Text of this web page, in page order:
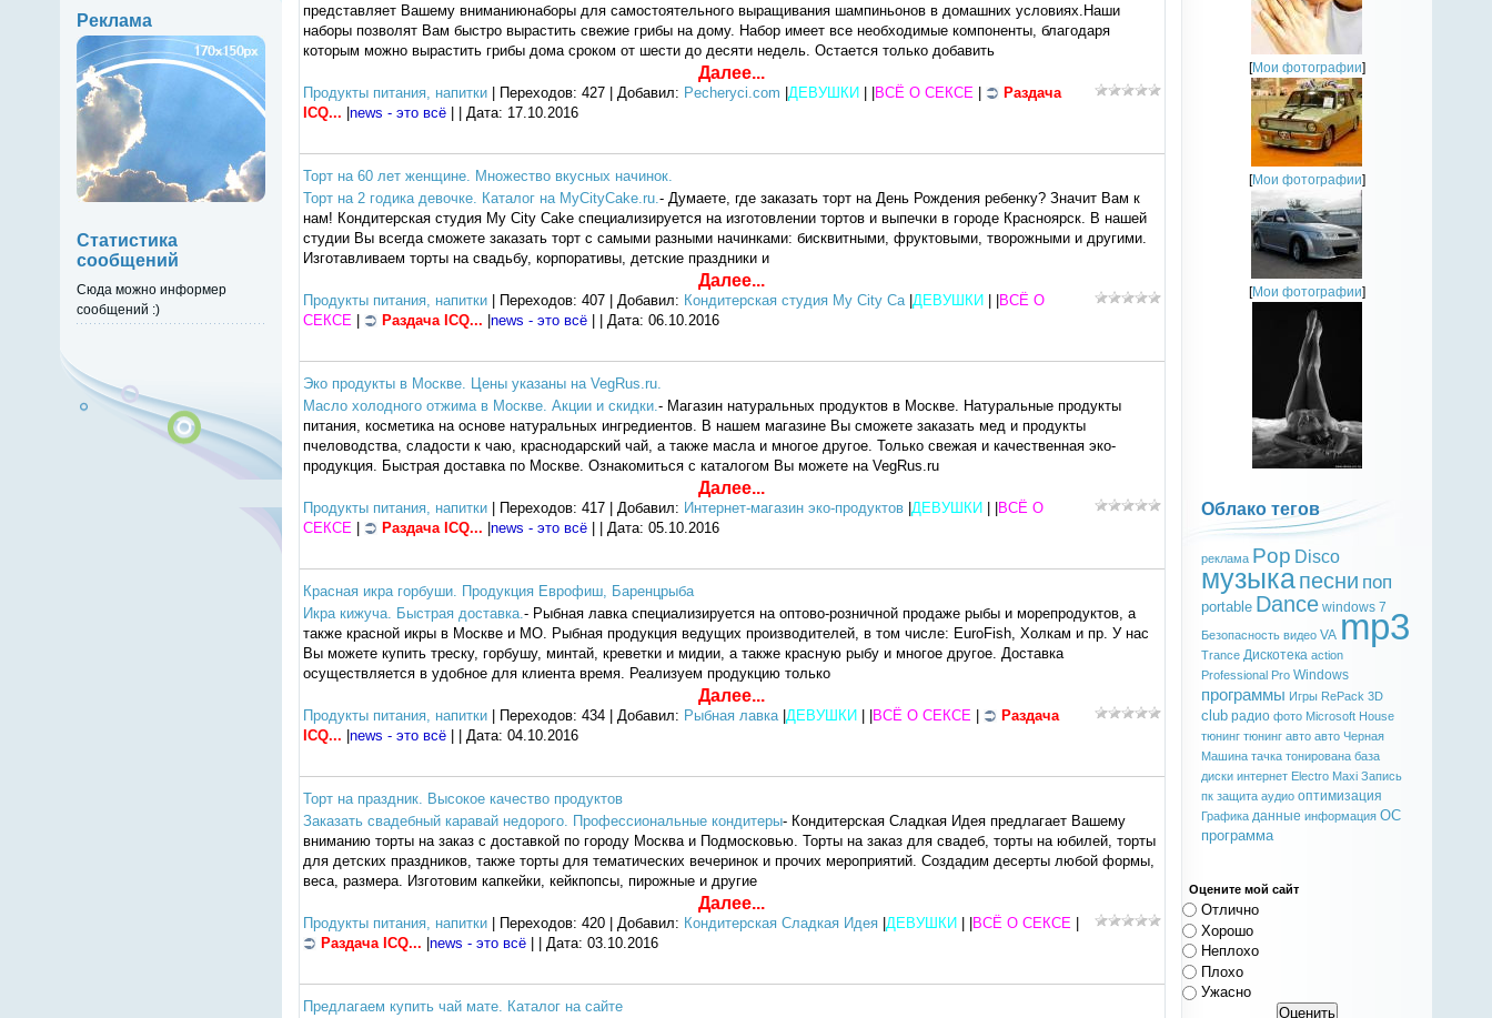
представляет Вашему вниманиюнаборы для самостоятельного выращивания шампиньонов в домашних условиях.Наши
наборы позволят Вам быстро вырастить свежие грибы на дому. Набор имеет все необходимые компоненты, благодаря
которым можно вырастить грибы дома сроком от шести до десяти недель. Остается только добавить
Далее...
Продукты питания, напитки| Переходов: 427 | Добавил: Pecheryci.com |ДЕВУШКИ| |ВСЁ О СЕКСЕ |
Раздача
ICQ... |news - это всё| | Дата: 17.10.2016
Торт на 60 лет женщине. Множество вкусных начинок.
Торт на 2 годика девочке. Каталог на MyCityCake.ru. - Думаете, где заказать торт на День Рождения ребенку? Значит Вам к
нам! Кондитерская студия My City Cake специализируется на изготовлении тортов и выпечки в городе Красноярск. В нашей
студии Вы всегда сможете заказать торт с самыми разными начинками: бисквитными, фруктовыми, творожными и другими.
Изготавливаем торты на свадьбу, корпоративы, детские праздники и
Далее...
Продукты питания, напитки| Переходов: 407 | Добавил: Кондитерская студия My City Ca|ДЕВУШКИ| |ВСЁ О
СЕКСЕ | Раздача ICQ... |news - это всё| | Дата: 06.10.2016
Эко продукты в Москве. Цены указаны на VegRus.ru.
Масло холодного отжима в Москве. Акции и скидки. - Магазин натуральных продуктов в Москве. Натуральные продукты
питания, косметика на основе натуральных ингредиентов. В нашем магазине Вы сможете заказать мед и продукты
пчеловодства, сладости к чаю, краснодарский чай, а также масла и многое другое. Только свежая и качественная эко-
продукция. Быстрая доставка по Москве. Ознакомиться с каталогом Вы можете на VegRus.ru
Далее...
Продукты питания, напитки| Переходов: 417 | Добавил: Интернет-магазин эко-продуктов|ДЕВУШКИ| |ВСЁ О
СЕКСЕ | Раздача ICQ... |news - это всё| | Дата: 05.10.2016
Красная икра горбуши. Продукция Еврофиш, Баренцрыба
Икра кижуча. Быстрая доставка. - Рыбная лавка специализируется на оптово-розничной продаже рыбы и морепродуктов, а
также красной икры в Москве и МО. Рыбная продукция ведущих производителей, в том числе: EuroFish, Холкам и пр. У нас
Вы можете купить треску, горбушу, минтай, креветки и мидии, а также красную рыбу и многое другое. Доставка
осуществляется в удобное для клиента время. Реализуем продукцию только
Далее...
Продукты питания, напитки| Переходов: 434 | Добавил: Рыбная лавка|ДЕВУШКИ| |ВСЁ О СЕКСЕ |
Раздача
ICQ... |news - это всё| | Дата: 04.10.2016
Торт на праздник. Высокое качество продуктов
Заказать свадебный каравай недорого. Профессиональные кондитеры- Кондитерская Сладкая Идея предлагает Вашему
вниманию торты на заказ с доставкой по городу Москва и Подмосковью. Торты на заказ для свадеб, торты на юбилей, торты
для детских праздников, также торты для тематических вечеринок и прочих мероприятий. Создадим десерты любой формы,
веса, размера. Изготовим капкейки, кейкпопсы, пирожные и другие
Далее...
Продукты питания, напитки| Переходов: 420 | Добавил: Кондитерская Сладкая Идея|ДЕВУШКИ| |ВСЁ О СЕКСЕ |
Раздача ICQ... |news - это всё| | Дата: 03.10.2016
Предлагаем купить чай мате. Каталог на сайте
[Мои фотографии]
[Мои фотографии]
[Мои фотографии]
Облако тегов
реклама Pop Disco
музыкапесни поп
portable Dance windows 7
Безопасность видео VA mp3
Trance Дискотека action
Professional Pro Windows
программы Игры RePack 3D
club радио фото Microsoft House
тюнинг тюнинг авто авто Черная
Машина тачка тонирована база
диски интернет Electro Maxi Запись
пк защита аудио оптимизация
Графика данные информация ОС
программа
Оцените мой сайт
Отлично
Хорошо
Неплохо
Плохо
Ужасно
Реклама
Статистика
сообщений
Сюда можно информер
сообщений :)